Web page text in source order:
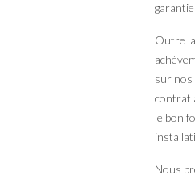
Outre
sur nos
contrat
le bon
Nous